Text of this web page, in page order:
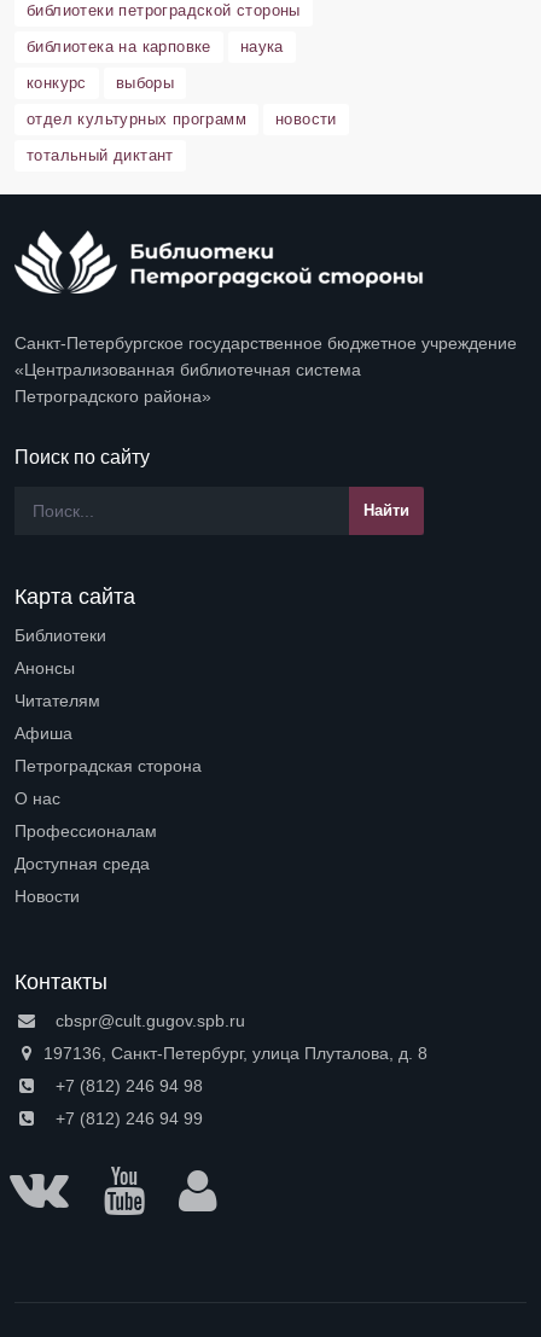
библиотеки петроградской стороны
библиотека на карповке
наука
конкурс
выборы
отдел культурных программ
новости
тотальный диктант
Санкт-Петербургское государственное бюджетное учреждение
«Централизованная библиотечная система
Петроградского района»
Поиск по сайту
Карта сайта
Библиотеки
Анонсы
Читателям
Афиша
Петроградская сторона
О нас
Профессионалам
Доступная среда
Новости
Контакты
cbspr@cult.gugov.spb.ru
197136, Санкт-Петербург, улица Плуталова, д. 8
+7 (812) 246 94 98
+7 (812) 246 94 99